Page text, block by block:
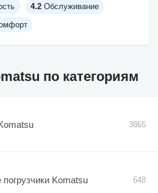
4.2 Обслуживание
по категориям
3865
Komatsu 648